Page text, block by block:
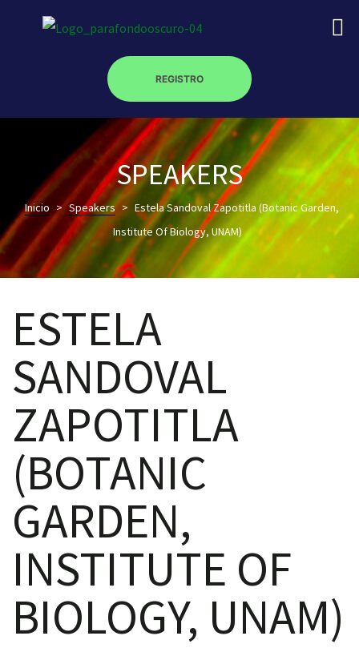
REGISTRO
SPEAKERS
Inicio > Speakers > Estela Sandoval Zapotitla (Botanic Garden,
Institute Of Biology, UNAM)
ESTELA
SANDOVAL
ZAPOTITLA
(BOTANIC
GARDEN,
INSTITUTE OF
BIOLOGY, UNAM)
–
óptica –
–